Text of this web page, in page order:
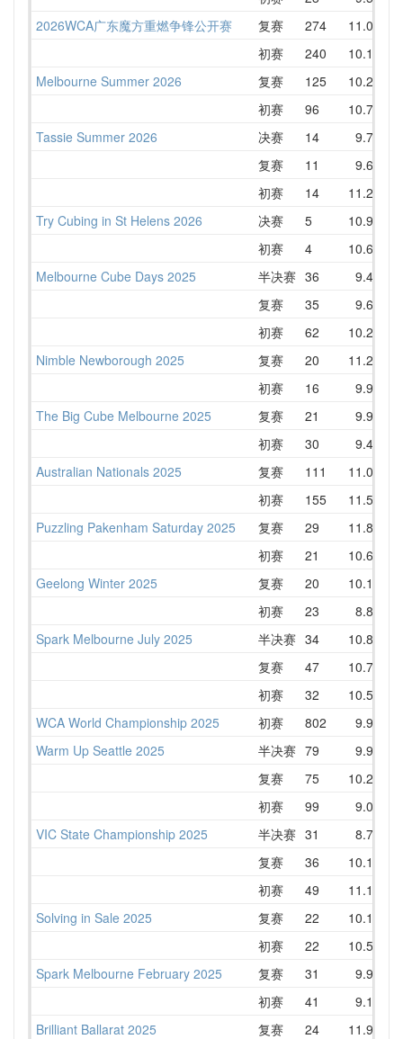
2026WCA广东魔方重燃争锋公开赛
复赛 274
11.08
初赛
240
10.11
Melbourne Summer 2026
复赛 125
10.29
初赛
96
10.73
Tassie Summer 2026
决赛 14
9.73
复赛
11
9.61
初赛
14
11.22
Try Cubing in St Helens 2026
决赛 5
10.97
初赛
4
10.61
Melbourne Cube Days 2025
半决赛 36
9.49
复赛
35
9.66
初赛
62
10.28
Nimble Newborough 2025
复赛 20
11.20
初赛
16
9.99
The Big Cube Melbourne 2025
复赛 21
9.94
初赛
30
9.48
Australian Nationals 2025
复赛 111
11.06
初赛
155
11.57
Puzzling Pakenham Saturday 2025
复赛 29
11.84
初赛
21
10.62
Geelong Winter 2025
复赛 20
10.11
初赛
23
8.87
Spark Melbourne July 2025
半决赛 34
10.84
复赛
47
10.72
初赛
32
10.53
WCA World Championship 2025
初赛 802
9.94
Warm Up Seattle 2025
半决赛 79
9.97
复赛
75
10.20
初赛
99
9.09
VIC State Championship 2025
半决赛 31
8.76
复赛
36
10.17
初赛
49
11.12
Solving in Sale 2025
复赛 22
10.10
初赛
22
10.58
Spark Melbourne February 2025
复赛 31
9.96
初赛
41
9.12
Brilliant Ballarat 2025
复赛 24
11.92